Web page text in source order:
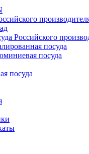
Российского
посуда
посуда
посуда